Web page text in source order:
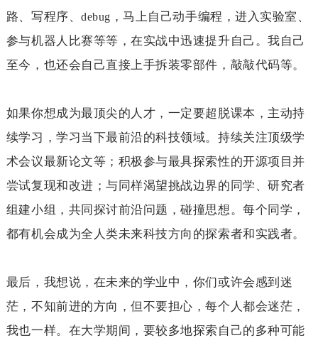
路、写程序、debug ，马上自己动手编程，进入实验室、
参与机器人比赛等等，在实战中迅速提升自己。我自己
至今，也还会自己直接上手拆装零部件，敲敲代码等。
如果你想成为最顶尖的人才，一定要超脱课本，主动持
续学习，学习当下最前沿的科技领域。持续关注顶级学
术会议最新论文等；积极参与最具探索性的开源项目并
尝试复现和改进；与同样渴望挑战边界的同学、研究者
组建小组，共同探讨前沿问题，碰撞思想。每个同学，
都有机会成为全人类未来科技方向的探索者和实践者。
最后，我想说，在未来的学业中，你们或许会感到迷
茫，不知前进的方向，但不要担心，每个人都会迷茫，
我也一样。在大学期间，要较多地探索自己的多种可能